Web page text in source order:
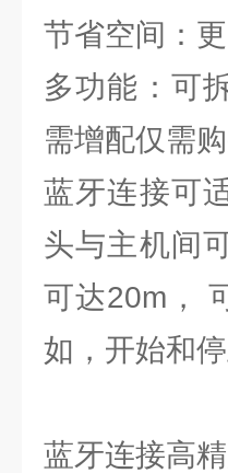
节省空间：
多功能：可
需增配仅需
蓝牙连接可
头与主机间
可达20m，
如，开始和
蓝牙连接高